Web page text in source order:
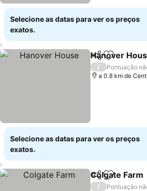
Selecione as datas para ver os preços
exatos.
PartilharAdicionar
Hanover
/
Pontuação
a 0.8 km de
Selecione as datas para ver os preços
exatos.
PartilharAdicionar
Colgate Farm
/
Pontuação